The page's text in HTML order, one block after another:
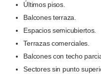
Últimos pisos.
Balcones terraza.
Espacios semicubiertos.
Terrazas comerciales.
Balcones con techo
Sectores sin punto